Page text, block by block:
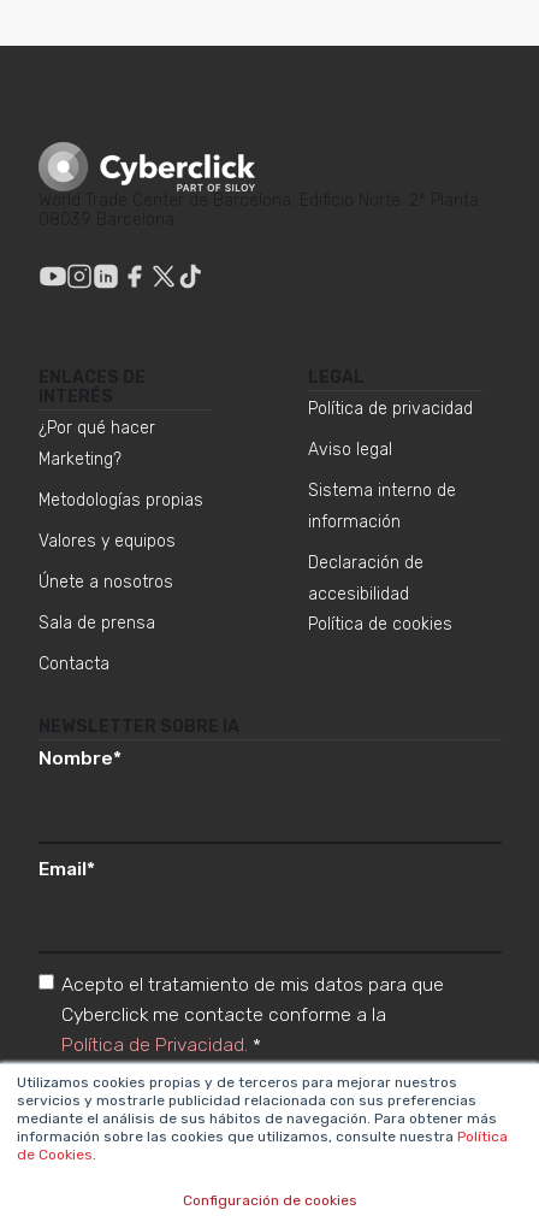
Utilizamos cookies propias y de terceros para mejorar nuestros
servicios y mostrarle publicidad relacionada con sus preferencias
mediante el análisis de sus hábitos de navegación. Para obtener más
información sobre las cookies que utilizamos, consulte nuestra Política
de Cookies.
Configuración de cookies
¿Por qué hacer
Marketing?
Metodologías propias
Valores y equipos
Únete a nosotros
Sala de prensa
Contacta
Política de privacidad
Aviso legal
Sistema interno de
información
Declaración de
accesibilidad
Política de cookies
Nombre*
Email*
Acepto el tratamiento de mis datos para que
Cyberclick me contacte conforme a la
Política de Privacidad. *